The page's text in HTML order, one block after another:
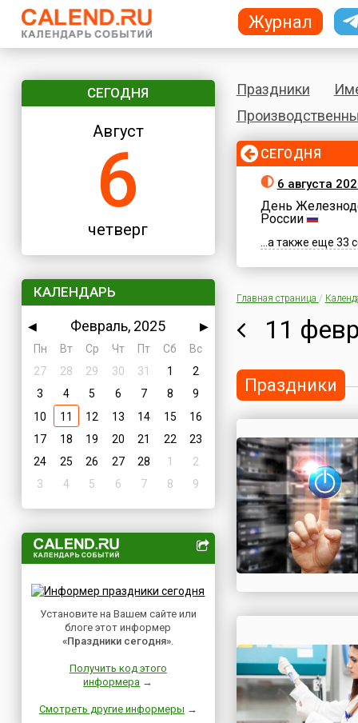
СЕГОДНЯ
Август
6
четверг
КАЛЕНДАРЬ
◀ Февраль, 2025
▶
Пн
Вт Ср Чт Пт Сб
Вс
27
28 29 30 31 1
2
3
4 5 6 7 8
9
10
11 12 13 14 15
16
17
18 19 20 21 22
23
24
25 26 27 28 1
2
3
4 5 6 7 8 9
Установите на Вашем сайте или
блоге этот информер
«Праздники сегодня».
Получить код этого
информера →
Смотреть другие информеры →
Праздники
СЕГОДНЯ
6 августа
День
России
...а также еще 33
Главная страница /
11
Праздники
Журнал